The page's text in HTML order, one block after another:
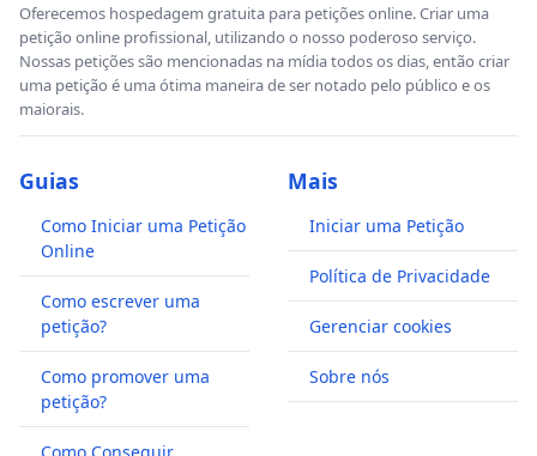
Oferecemos hospedagem gratuita para petições online. Criar uma
petição online profissional, utilizando o nosso poderoso serviço.
Nossas petições são mencionadas na mídia todos os dias, então criar
uma petição é uma ótima maneira de ser notado pelo público e os
maiorais.
Guias
Como Iniciar uma Petição
Online
Como escrever uma
petição?
Como promover uma
petição?
Mais
Iniciar uma Petição
Política de Privacidade
Gerenciar cookies
Sobre nós